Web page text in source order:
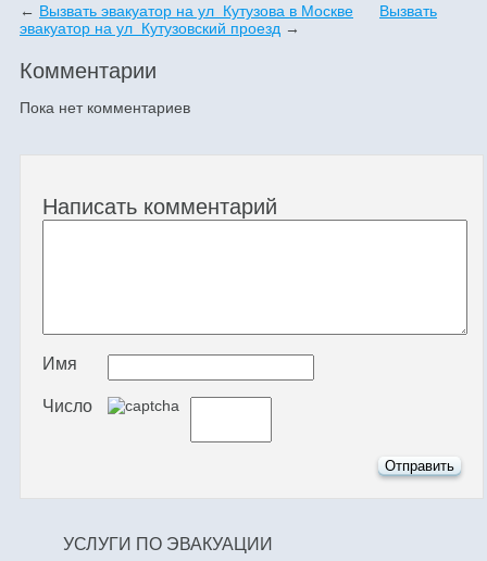
← Вызвать эвакуатор на ул Кутузова в Москве
Вызвать
эвакуатор на ул Кутузовский проезд →
Комментарии
Пока нет комментариев
Написать комментарий
Имя
Число
УСЛУГИ ПО ЭВАКУАЦИИ